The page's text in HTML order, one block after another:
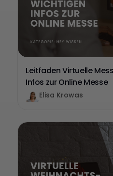
Leitfaden Virtuelle
Infos zur Online Messe
Elisa Krowas